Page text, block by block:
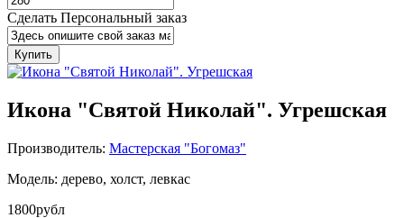
Сделать Персональный заказ
Купить
Икона "Святой Николай". Угрешская
Производитель: Мастерская "Богомаз"
Модель: дерево, холст, левкас
1800рубл